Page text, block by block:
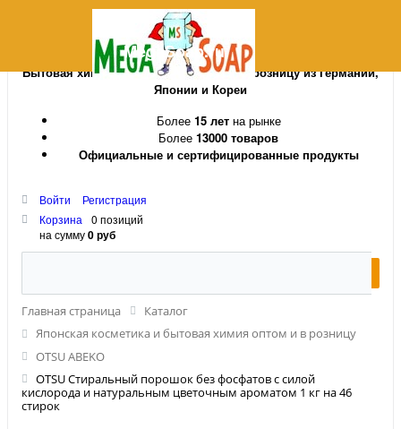
MegaSoap.ru
Бытовая химия и косметика оптом и в розницу из Германии,
Японии и Кореи
Более 15 летна рынке
Более 13000 товаров
Официальные и сертифицированные продукты
Войти
Регистрация
Корзина
0 позиций
на сумму0 руб
Главная страница
Каталог
Японская косметика и бытовая химия оптом и в розницу
OTSU ABEKO
OTSU Стиральный порошок без фосфатов с силой
кислорода и натуральным цветочным ароматом 1 кг на 46
стирок